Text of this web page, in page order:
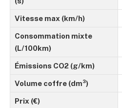
Vitesse max (km/h)
Consommation mixte
(L/100km)
Émissions CO2 (g/km)
Volume coffre (dm³)
Prix (€)